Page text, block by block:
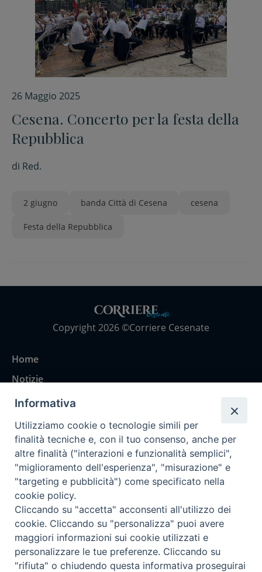
26 Maggio 2025
Cesena. Concerto per la festa della
Repubblica
di Red.
2 giugno banda Città di Cesena cesena
Festa della Repubblica
Copyright 2026 ©Corriere Cesenate
Home
Notizie
Rubriche
Chi siamo
Come abbonarsi
Contatti
Informativa
Utilizziamo cookie o tecnologie simili per
finalità tecniche e, con il tuo consenso, anche per
altre finalità ("interazioni e funzionalità semplici",
"miglioramento dell'esperienza", "misurazione" e
"targeting e pubblicità") come specificato nella
cookie policy.
Cliccando su "accetta" acconsenti all'utilizzo dei
cookie. Cliccando su "personalizza" puoi avere
maggiori informazioni sui cookie utilizzati e
personalizzare le tue preferenze. Cliccando su
"rifiuta" o chiudendo questa informativa proseguirai